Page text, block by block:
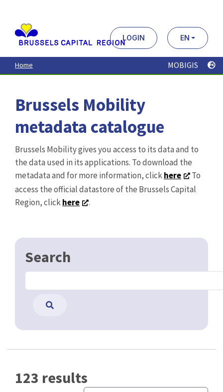
contenu
principal
LOGIN EN
Home MOBIGIS
Brussels Mobility
metadata catalogue
Brussels Mobility gives you access to its data and to
the data used in its applications. To download the
metadata and for more information, clickhere
To
access the official datastore of the Brussels Capital
Region, clickhere .
Search
123 results